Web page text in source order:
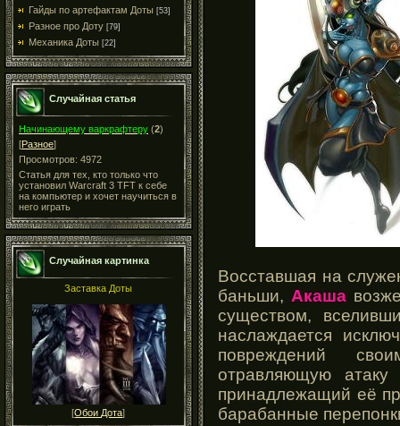
Гайды по артефактам Доты [53]
Разное про Доту [79]
Механика Доты [22]
Случайная статья
Начинающему варкрафтеру (2)
[Разное]
Просмотров: 4972
Статья для тех, кто только что
установил Warcraft 3 TFT к себе
на компьютер и хочет научиться в
него играть
Случайная картинка
Заставка Доты
[Обои Дота]
Восставшая на
баньши, Акаша
существом,
наслаждается
повреждений
отравляющую
принадлежащий её
барабанные